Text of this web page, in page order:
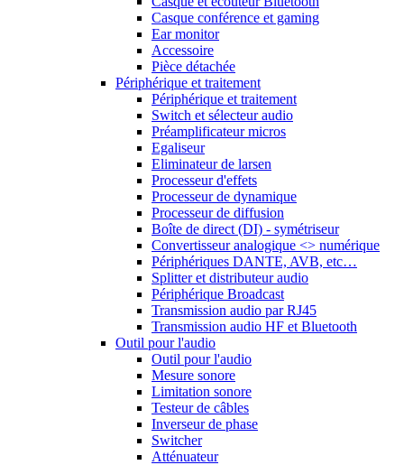
Casque conférence et gaming
Ear monitor
Accessoire
Pièce détachée
Périphérique et traitement
Périphérique et traitement
Switch et sélecteur audio
Préamplificateur micros
Egaliseur
Eliminateur de larsen
Processeur d'effets
Processeur de dynamique
Processeur de diffusion
Boîte de direct (DI) - symétriseur
Convertisseur analogique <> numérique
Périphériques DANTE, AVB, etc…
Splitter et distributeur audio
Périphérique Broadcast
Transmission audio par RJ45
Transmission audio HF et Bluetooth
Outil pour l'audio
Outil pour l'audio
Mesure sonore
Limitation sonore
Testeur de câbles
Inverseur de phase
Switcher
Atténuateur